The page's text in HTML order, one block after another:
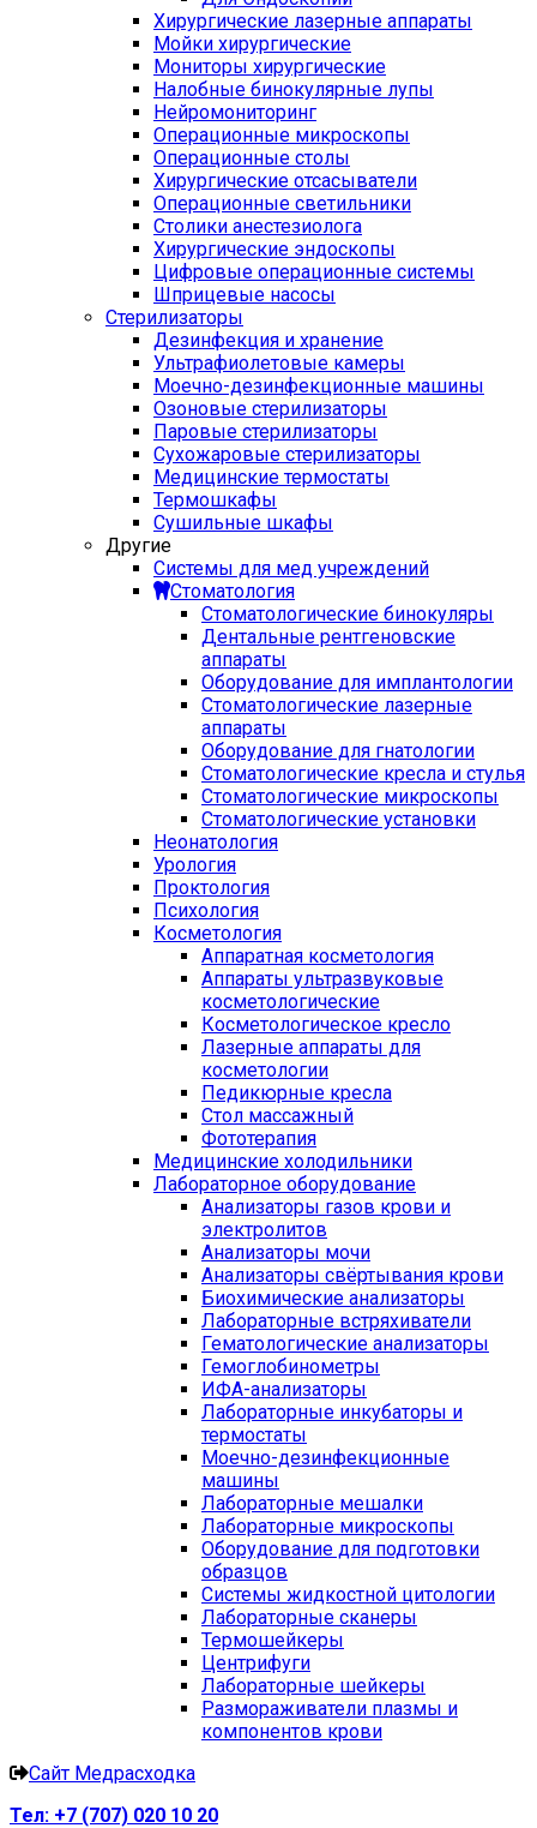
Хирургические лазерные аппараты
Мойки хирургические
Мониторы хирургические
Налобные бинокулярные лупы
Нейромониторинг
Операционные микроскопы
Операционные столы
Хирургические отсасыватели
Операционные светильники
Столики анестезиолога
Хирургические эндоскопы
Цифровые операционные системы
Шприцевые насосы
Стерилизаторы
Дезинфекция и хранение
Ультрафиолетовые камеры
Моечно-дезинфекционные машины
Озоновые стерилизаторы
Паровые стерилизаторы
Сухожаровые стерилизаторы
Медицинские термостаты
Термошкафы
Сушильные шкафы
Другие
Системы для мед учреждений
Стоматология
Стоматологические бинокуляры
Дентальные рентгеновские
аппараты
Оборудование для имплантологии
Стоматологические лазерные
аппараты
Оборудование для гнатологии
Стоматологические кресла и стулья
Стоматологические микроскопы
Стоматологические установки
Неонатология
Урология
Проктология
Психология
Косметология
Аппаратная косметология
Аппараты ультразвуковые
косметологические
Косметологическое кресло
Лазерные аппараты для
косметологии
Педикюрные кресла
Стол массажный
Фототерапия
Медицинские холодильники
Лабораторное оборудование
Анализаторы газов крови и
электролитов
Анализаторы мочи
Анализаторы свёртывания крови
Биохимические анализаторы
Лабораторные встряхиватели
Гематологические анализаторы
Гемоглобинометры
ИФА-анализаторы
Лабораторные инкубаторы и
термостаты
Моечно-дезинфекционные
машины
Лабораторные мешалки
Лабораторные микроскопы
Оборудование для подготовки
образцов
Системы жидкостной цитологии
Лабораторные сканеры
Термошейкеры
Центрифуги
Лабораторные шейкеры
Размораживатели плазмы и
компонентов крови
Сайт Медрасходка
Тел: +7 (707) 020 10 20